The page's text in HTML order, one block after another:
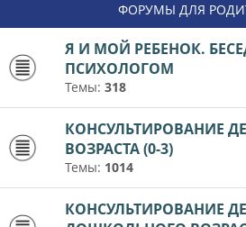
ФОРУМЫ ДЛЯ
Я И МОЙ РЕБЕНОК.
ПСИХОЛОГОМ
Темы: 318
КОНСУЛЬТИРОВАНИЕ
ВОЗРАСТА (0-3)
Темы: 1014
КОНСУЛЬТИРОВАНИЕ